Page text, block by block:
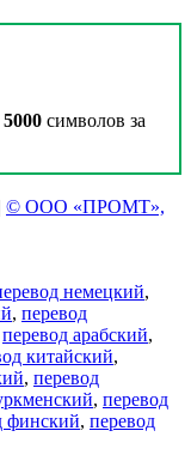
5000 символов за
© ООО «ПРОМТ»,
немецкий,
, перевод
перевод арабский,
китайский,
, перевод
, перевод
финский, перевод